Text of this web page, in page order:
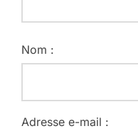
Nom :
Adresse e-mail :